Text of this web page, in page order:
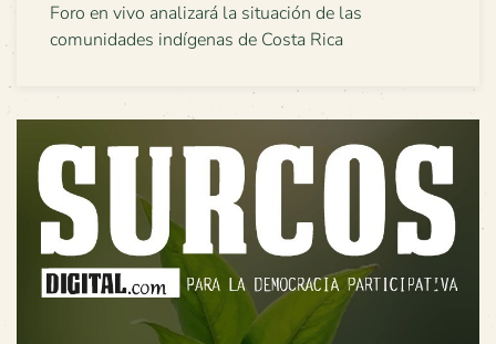
Foro en vivo analizará la situación de las
comunidades indígenas de Costa Rica